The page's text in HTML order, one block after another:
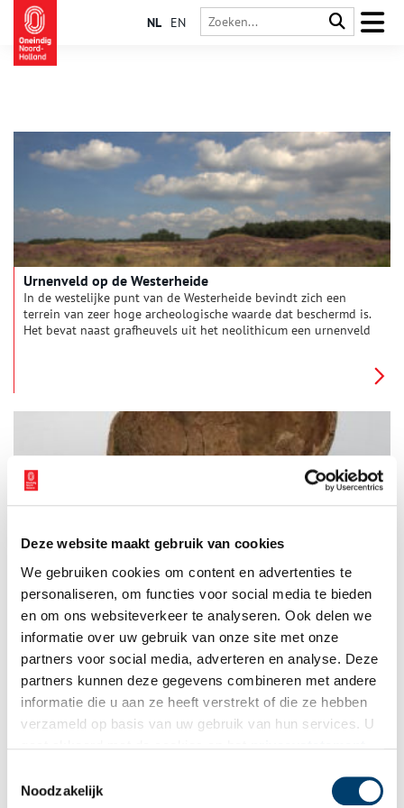
Deze website maakt gebruik van cookies
We gebruiken cookies om content en advertenties te
personaliseren, om functies voor social media te bieden
en om ons websiteverkeer te analyseren. Ook delen we
informatie over uw gebruik van onze site met onze
partners voor social media, adverteren en analyse. Deze
partners kunnen deze gegevens combineren met andere
informatie die u aan ze heeft verstrekt of die ze hebben
verzameld op basis van uw gebruik van hun services. U
Noodzakelijk
NL EN
Urnenveld op de Westerheide
In de westelijke punt van de Westerheide bevindt zich een
terrein van zeer hoge archeologische waarde dat beschermd is.
Het bevat naast grafheuvels uit het neolithicum een urnenveld
De Aardjesberg is een vijftien meter hoge heuvel op de
Westerheide (Goois Natuurreservaat) bij Hilversum. De berg
maakt deel uit van de stuwwal, ontstaan in de voorlaatste
ijstijd zo’n 150.000 jaar geleden. De Aardjesberg is altijd al een
bijzondere plek geweest. Al voor de laatste ijstijd die ongeveer
10.000 jaar geleden eindigde, heeft de prehistorische mens
hier sporen achtergelaten.